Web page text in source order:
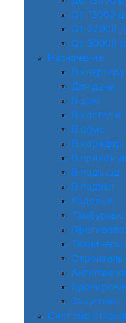
От 13000
От 22000
От 30000
Назначение
В квартиру
Для дачи
В дом
В коттедж
В офис
В коридор
В
В подъезд
В подвал
Кодовые
Тамбурные
Антипаника
Защитные
Система